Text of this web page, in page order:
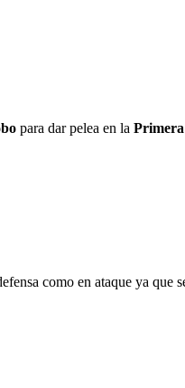
para dar pelea en la
como en ataque ya que